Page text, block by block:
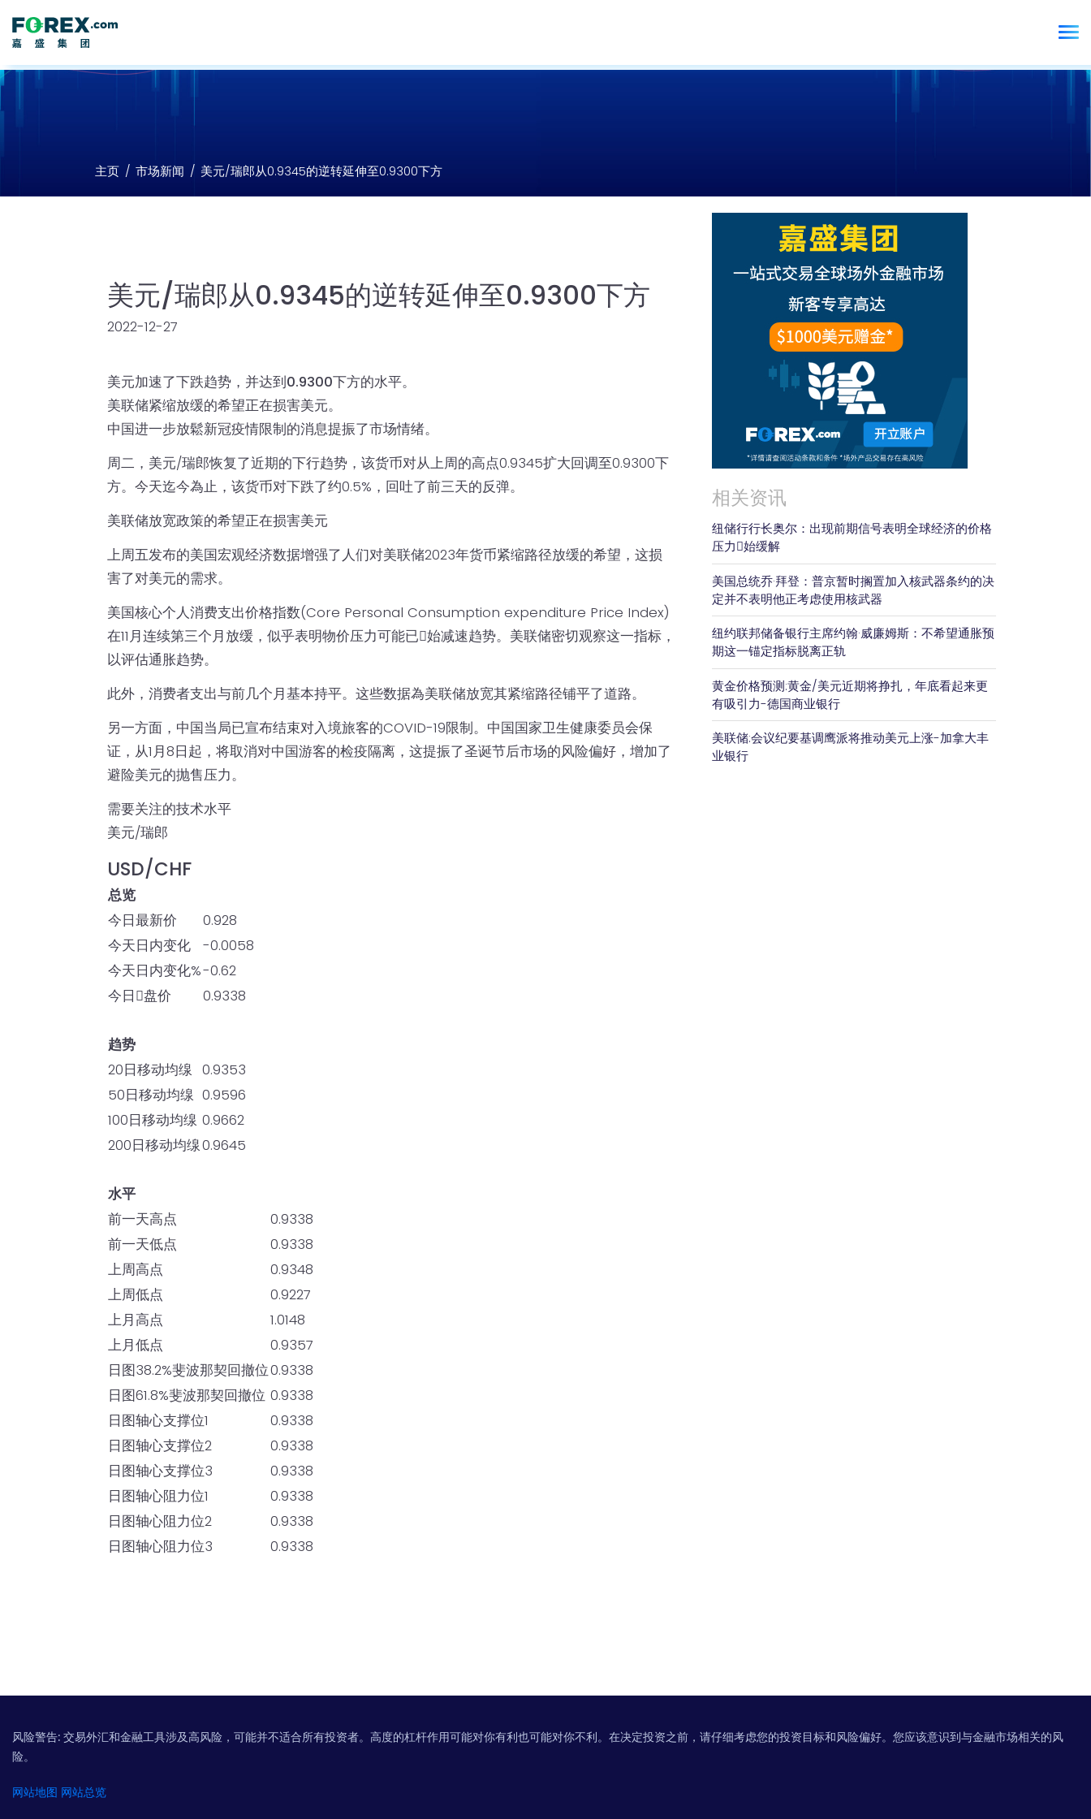
主页 市场新闻 美元/瑞郎从0.9345的逆转延伸至0.9300下方
美元/瑞郎从0.9345的逆转延伸至0.9300下方
2022-12-27
美元加速了下跌趋势，并达到0.9300下方的水平。
美联储紧缩放缓的希望正在损害美元。
中国进一步放鬆新冠疫情限制的消息提振了市场情绪。
周二，美元/瑞郎恢复了近期的下行趋势，该货币对从上周的高点0.9345扩大回调至0.9300下
方。今天迄今為止，该货币对下跌了约0.5%，回吐了前三天的反弹。
美联储放宽政策的希望正在损害美元
上周五发布的美国宏观经济数据增强了人们对美联储2023年货币紧缩路径放缓的希望，这损
害了对美元的需求。
美国核心个人消费支出价格指数(Core Personal Consumption expenditure Price Index)
在11月连续第三个月放缓，似乎表明物价压力可能已𫔭始减速趋势。美联储密切观察这一指标，
以评估通胀趋势。
此外，消费者支出与前几个月基本持平。这些数据為美联储放宽其紧缩路径铺平了道路。
另一方面，中国当局已宣布结束对入境旅客的COVID-19限制。中国国家卫生健康委员会保
证，从1月8日起，将取消对中国游客的检疫隔离，这提振了圣诞节后市场的风险偏好，增加了
避险美元的抛售压力。
需要关注的技术水平
美元/瑞郎
USD/CHF
总览
今日最新价
0.928
今天日内变化
-0.0058
今天日内变化%-0.62
今日𫔭盘价
0.9338
趋势
20日移动均缐 0.9353
50日移动均缐 0.9596
100日移动均缐 0.9662
200日移动均缐0.9645
水平
前一天高点
0.9338
前一天低点
0.9338
上周高点
0.9348
上周低点
0.9227
上月高点
1.0148
上月低点
0.9357
日图38.2%斐波那契回撤位0.9338
日图61.8%斐波那契回撤位 0.9338
日图轴心支撑位1
0.9338
日图轴心支撑位2
0.9338
日图轴心支撑位3
0.9338
日图轴心阻力位1
0.9338
日图轴心阻力位2
0.9338
日图轴心阻力位3
0.9338
相关资讯
纽储行行长奥尔：出现前期信号表明全球经济的价格
压力𫔭始缓解
美国总统乔·拜登：普京暂时搁置加入核武器条约的决
定并不表明他正考虑使用核武器
纽约联邦储备银行主席约翰·威廉姆斯：不希望通胀预
期这一锚定指标脱离正轨
黄金价格预测:黄金/美元近期将挣扎，年底看起来更
有吸引力-德国商业银行
美联储:会议纪要基调鹰派将推动美元上涨-加拿大丰
业银行
风险警告: 交易外汇和金融工具涉及高风险，可能并不适合所有投资者。高度的杠杆作用可能对你有利也可能对你不利。在决定投资之前，请仔细考虑您的投资目标和风险偏好。您应该意识到与金融市场相关的风
险。
网站地图 网站总览